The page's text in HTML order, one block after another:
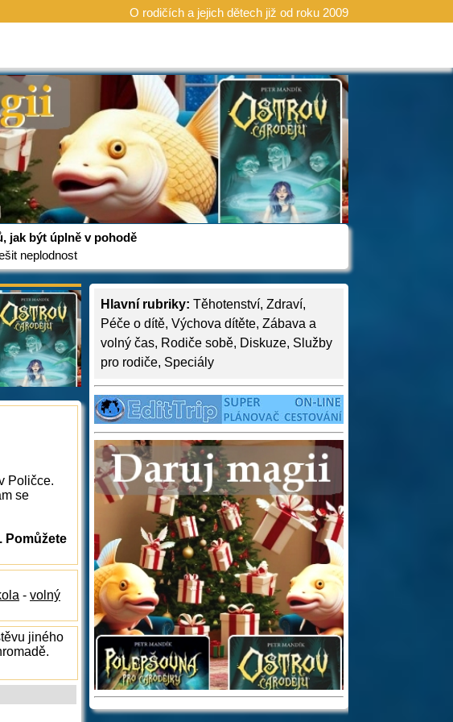
O rodičích a jejich dětech již od roku 2009
jak být úplně v pohodě
neplodnost
Hlavní rubriky: Těhotenství, Zdraví,
Péče o dítě, Výchova dítěte, Zábava a
volný čas, Rodiče sobě, Diskuze, Služby
pro rodiče, Speciály
Poličce.
se
Pomůžete
- volný
jiného